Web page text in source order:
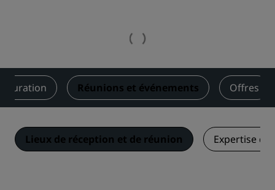
Réunions et événements Offres
Lieux de réception et de réunion Expertise du